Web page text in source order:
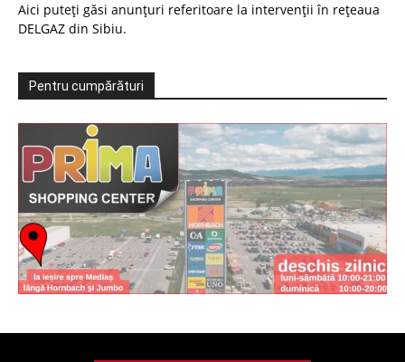
Aici puteți găsi anunțuri referitoare la intervenții în rețeaua
DELGAZ din Sibiu.
Pentru cumpărături